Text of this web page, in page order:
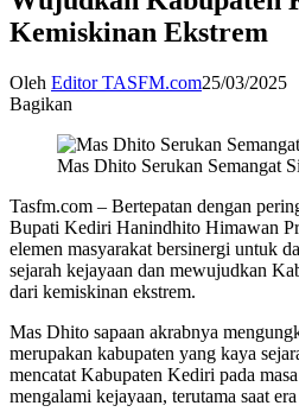
Kemiskinan Ekstrem
Oleh Editor TASFM.com25/03/2025
Bagikan
Mas Dhito Serukan Semangat
Tasfm.com – Bertepatan dengan
Bupati Kediri Hanindhito Himawan
elemen masyarakat bersinergi untuk
sejarah kejayaan dan mewujudkan
dari kemiskinan ekstrem.
Mas Dhito sapaan akrabnya
merupakan kabupaten yang kaya
mencatat Kabupaten Kediri pada
mengalami kejayaan, terutama saat